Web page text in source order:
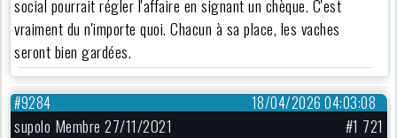
social pourrait régler l'affaire en signant un chèque. C'est
vraiment du n'importe quoi. Chacun à sa place, les vaches
seront bien gardées.
18/04/2026 04:03:08
#9284
supolo Membre 27/11/2021
#1 721